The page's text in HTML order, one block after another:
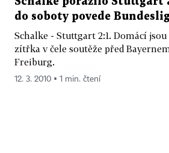
do soboty povede
Schalke - Stuttgart 2:1. Domácí
zítřka v čele soutěže před
Freiburg.
12. 3. 2010 ▪ 1 min. čtení